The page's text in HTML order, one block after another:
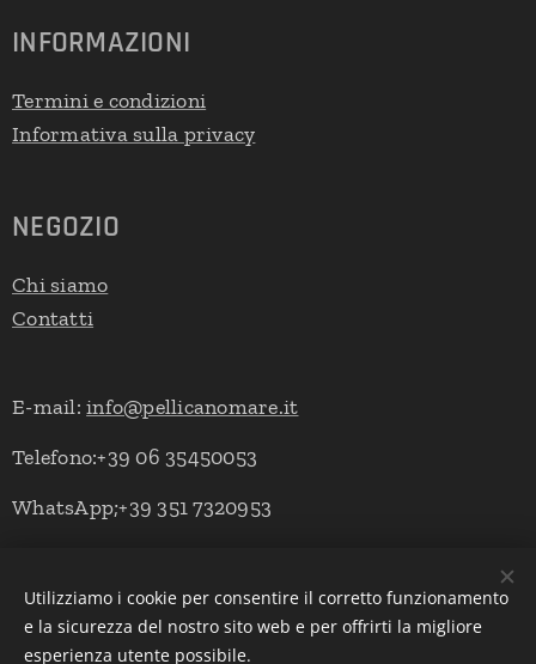
INFORMAZIONI
Termini e condizioni
Informativa sulla privacy
NEGOZIO
Chi siamo
Contatti
E-mail:info@pellicanomare.it
Telefono:+39 06 35450053
WhatsApp;+39 351 7320953
Powered by Pellicano Mare Cookies
Lingue
Utilizziamo i cookie per consentire il corretto funzionamento
e la sicurezza del nostro sito web e per offrirti la migliore
esperienza utente possibile.